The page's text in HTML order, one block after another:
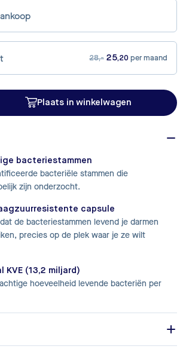
28,- 25,20 per maand
Plaats in winkelwagen
bacteriestammen
bacteriële stammen die
zijn onderzocht.
capsule
de bacteriestammen levend je darmen
precies op de plek waar je ze wilt
KVE (13,2 miljard)
hoeveelheid levende bacteriën per